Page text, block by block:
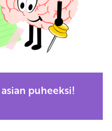
puheeksi!